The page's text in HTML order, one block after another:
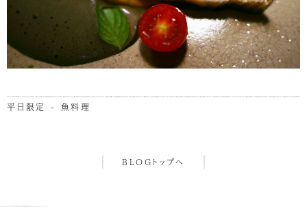
平日限定 - 魚料理
BLOGトップへ